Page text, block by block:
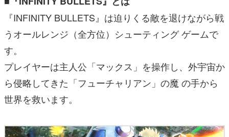
『INFINITY BULLETS』は迫りくる敵を退けながら戦
うオールレンジ（全方位）シューティング ゲームで
す。
プレイヤーは主人公「マックス」を操作し、外宇宙か
ら侵略してきた「フューチャリアン」の魔 の手から
世界を救います。